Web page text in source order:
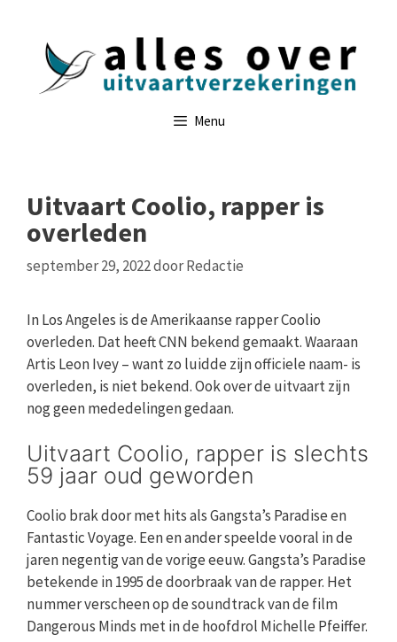
Menu
Uitvaart Coolio, rapper is
overleden
september 29, 2022doorRedactie
In Los Angeles is de Amerikaanse rapper Coolio
overleden. Dat heeft CNN bekend gemaakt. Waaraan
Artis Leon Ivey – want zo luidde zijn officiele naam- is
overleden, is niet bekend. Ook over de uitvaart zijn
nog geen mededelingen gedaan.
Uitvaart Coolio, rapper is slechts
59 jaar oud geworden
Coolio brak door met hits als Gangsta’s Paradise en
Fantastic Voyage. Een en ander speelde vooral in de
jaren negentig van de vorige eeuw. Gangsta’s Paradise
betekende in 1995 de doorbraak van de rapper. Het
nummer verscheen op de soundtrack van de film
Dangerous Minds met in de hoofdrol Michelle Pfeiffer.